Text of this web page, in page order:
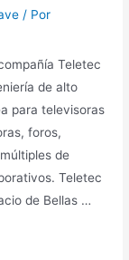
/ Por
Teletec
de alto
para televisoras
foros,
de
Teletec
de Bellas …